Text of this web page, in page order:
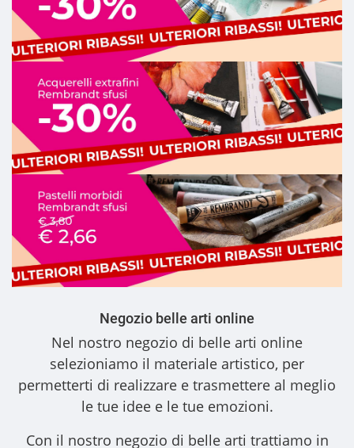
Negozio belle arti online
Nel nostro negozio di belle arti online
selezioniamo il materiale artistico, per
permetterti di realizzare e trasmettere al meglio
le tue idee e le tue emozioni.
Con il nostro negozio di belle arti trattiamo in